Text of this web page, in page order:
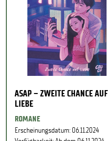
ASAP – ZWEITE CHANCE AUF
LIEBE
ROMANE
Erscheinungsdatum: 06.11.2024